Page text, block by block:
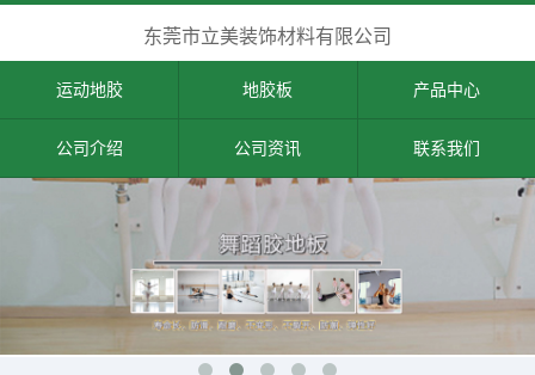
东莞市立美装饰材料有限公司
运动地胶 地胶板 产品中心
公司介绍 公司资讯 联系我们